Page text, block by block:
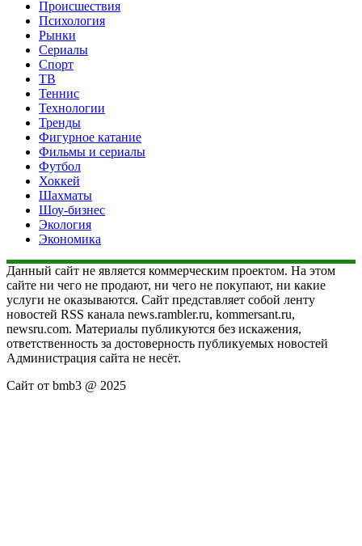
Происшествия
Психология
Рынки
Сериалы
Спорт
ТВ
Теннис
Технологии
Тренды
Фигурное катание
Фильмы и сериалы
Футбол
Хоккей
Шахматы
Шоу-бизнес
Экология
Экономика
Данный сайт не является коммерческим проектом. На этом
сайте ни чего не продают, ни чего не покупают, ни какие
услуги не оказываются. Сайт представляет собой ленту
новостей RSS канала news.rambler.ru, kommersant.ru,
newsru.com. Материалы публикуются без искажения,
ответственность за достоверность публикуемых новостей
Администрация сайта не несёт.
Сайт от bmb3 @ 2025